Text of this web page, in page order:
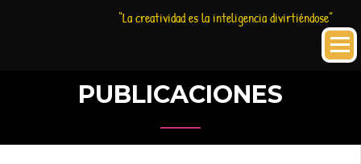
“La creatividad es la inteligencia divirtiéndose”
PUBLICACIONES